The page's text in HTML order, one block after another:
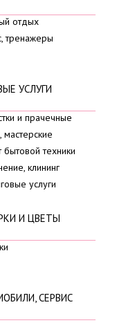
отдых
тренажеры
УСЛУГИ
и прачечные
мастерские
бытовой техники
клининг
услуги
И ЦВЕТЫ
СЕРВИС